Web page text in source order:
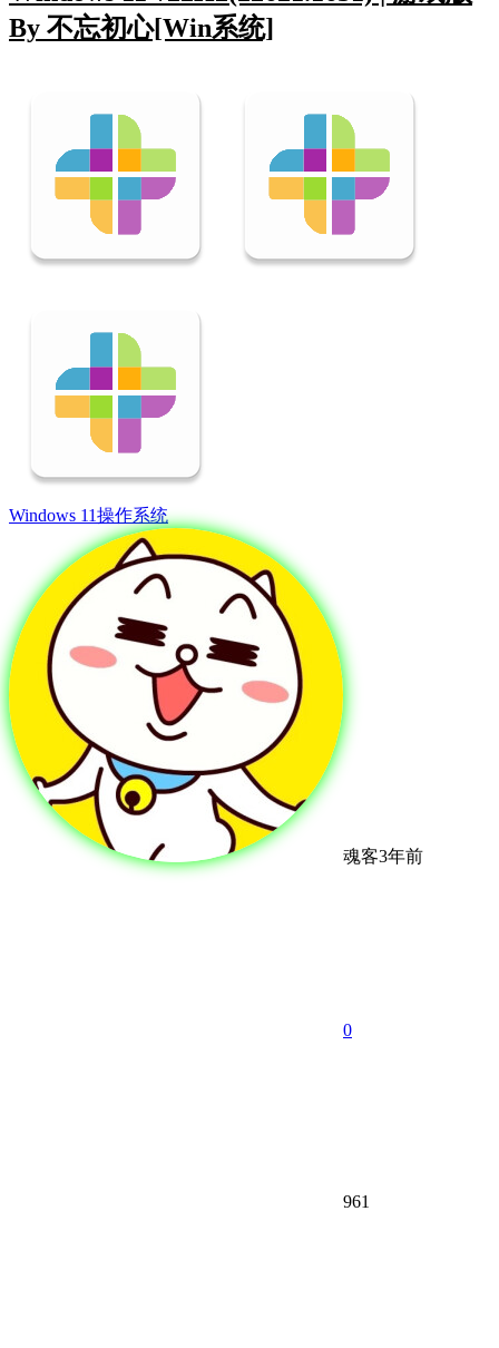
By 不忘初心[Win系统]
Windows 11操作系统
魂客3年前
0
961